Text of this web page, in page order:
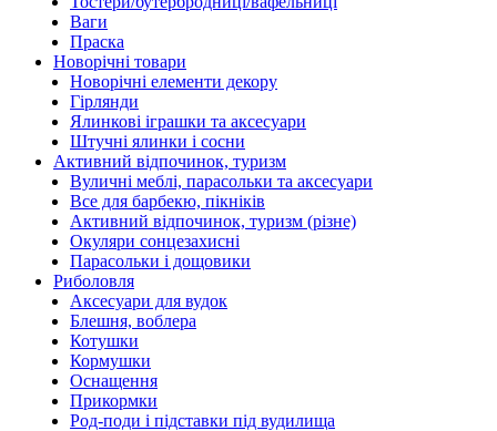
Ваги
Праска
Новорічні товари
Новорічні елементи декору
Гірлянди
Ялинкові іграшки та аксесуари
Штучні ялинки і сосни
Активний відпочинок, туризм
Вуличні меблі, парасольки та аксесуари
Все для барбекю, пікніків
Активний відпочинок, туризм (різне)
Окуляри сонцезахисні
Парасольки і дощовики
Риболовля
Аксесуари для вудок
Блешня, воблера
Котушки
Кормушки
Оснащення
Прикормки
Род-поди і підставки під вудилища